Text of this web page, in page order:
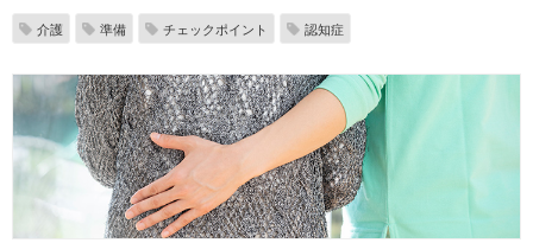
介護 準備 チェックポイント 認知症